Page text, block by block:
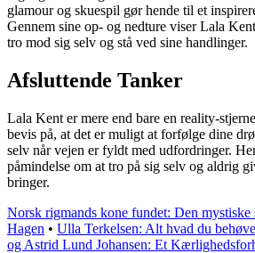
glamour og skuespil gør hende til et
Gennem sine op- og nedture viser Lala
tro mod sig selv og stå ved sine handlinger.
Afsluttende Tanker
Lala Kent er mere end bare en reality-
bevis på, at det er muligt at forfølge dine
selv når vejen er fyldt med udfordringer.
påmindelse om at tro på sig selv og aldrig
bringer.
Norsk rigmands kone fundet: Den mystiske
Hagen • Ulla Terkelsen: Alt hvad du
og Astrid Lund Johansen: Et